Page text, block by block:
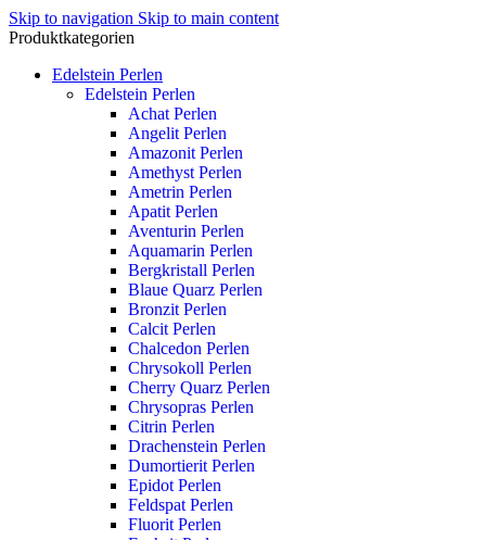
Skip to navigation Skip to main content
Produktkategorien
Edelstein Perlen
Edelstein Perlen
Achat Perlen
Angelit Perlen
Amazonit Perlen
Amethyst Perlen
Ametrin Perlen
Apatit Perlen
Aventurin Perlen
Aquamarin Perlen
Bergkristall Perlen
Blaue Quarz Perlen
Bronzit Perlen
Calcit Perlen
Chalcedon Perlen
Chrysokoll Perlen
Cherry Quarz Perlen
Chrysopras Perlen
Citrin Perlen
Drachenstein Perlen
Dumortierit Perlen
Epidot Perlen
Feldspat Perlen
Fluorit Perlen